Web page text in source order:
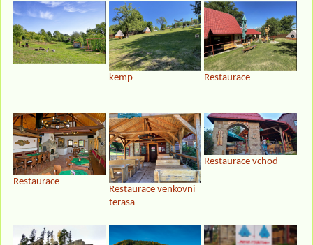
kemp Restaurace
Restaurace
Restaurace venkovni
terasa
Restaurace vchod